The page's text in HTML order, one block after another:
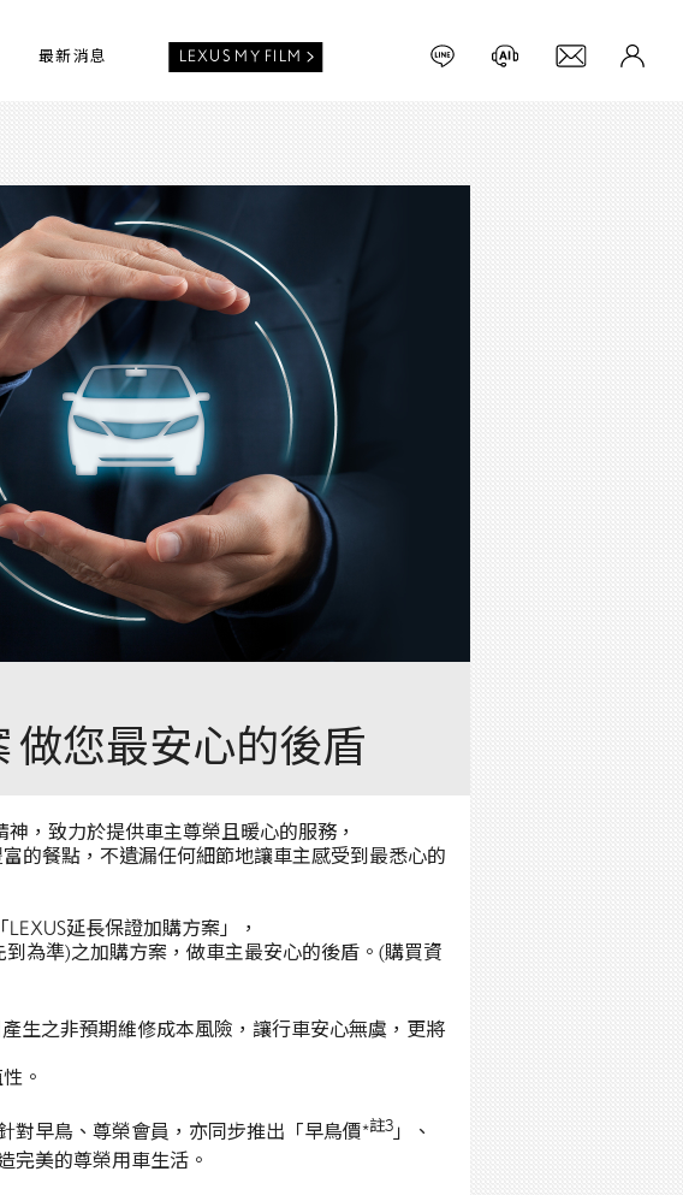
最新消息 LEXUS MY FILM
做您最安心的後盾
，致力於提供車主尊榮且暖心的服務，
的餐點，不遺漏任何細節地讓車主感受到最悉心的
延長保證加購方案」，
為準)之加購方案，做車主最安心的後盾。(購買資
生之非預期維修成本風險，讓行車安心無虞，更將
。
對早鳥、尊榮會員，亦同步推出「早鳥價*註3 」、
完美的尊榮用車生活。